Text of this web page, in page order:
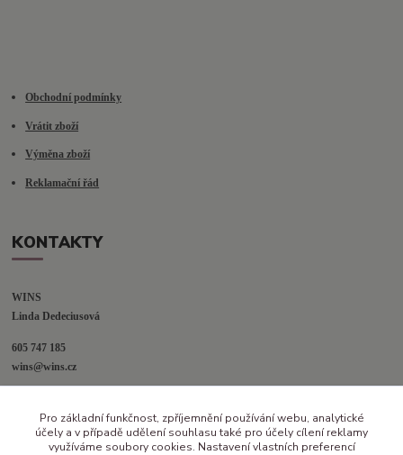
Obchodní podmínky
Vrátit zboží
Výměna zboží
Reklamační řád
KONTAKTY
WINS
Linda Dedeciusová
605 747 185
wins@wins.cz
Šenov u N. Jičína
Pro základní funkčnost, zpříjemnění používání webu, analytické
účely a v případě udělení souhlasu také pro účely cílení reklamy
využíváme soubory cookies. Nastavení vlastních preferencí